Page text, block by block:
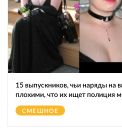
15 выпускников, чьи наряды на
плохими, что их ищет полиция
СМЕШНОЕ